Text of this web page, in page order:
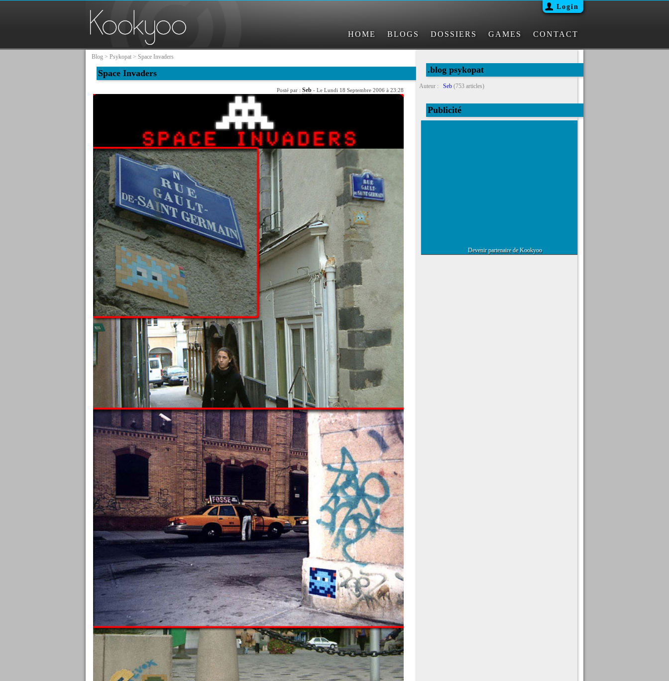
Login
HOME BLOGS DOSSIERS GAMES CONTACT
Blog > Psykopat > Space Invaders
Space Invaders
Posté par : Seb - Le Lundi 18 Septembre 2006 à 23:28
.blog psykopat
Auteur : Seb (753 articles)
Publicité
Devenir partenaire de Kookyoo